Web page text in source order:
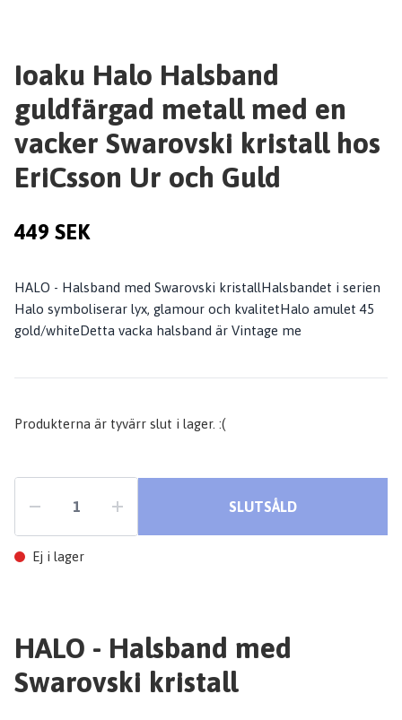
Ioaku Halo Halsband
guldfärgad metall med en
vacker Swarovski kristall hos
EriCsson Ur och Guld
449 SEK
HALO - Halsband med Swarovski kristallHalsbandet i serien
Halo symboliserar lyx, glamour och kvalitetHalo amulet 45
gold/whiteDetta vacka halsband är Vintage me
Produkterna är tyvärr slut i lager. :(
SLUTSÅLD
Ej i lager
HALO - Halsband med
Swarovski kristall